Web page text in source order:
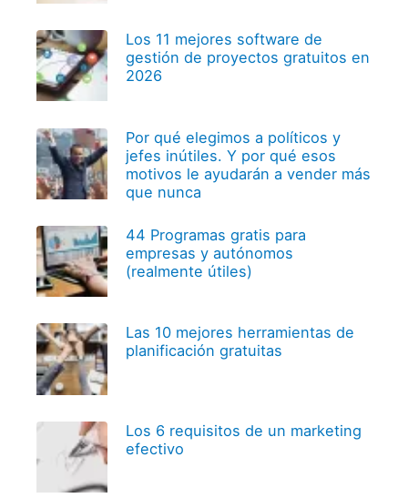
Los 11 mejores software de
gestión de proyectos gratuitos en
2026
Por qué elegimos a políticos y
jefes inútiles. Y por qué esos
motivos le ayudarán a vender más
que nunca
44 Programas gratis para
empresas y autónomos
(realmente útiles)
Las 10 mejores herramientas de
planificación gratuitas
Los 6 requisitos de un marketing
efectivo